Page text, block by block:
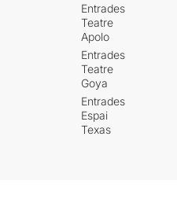
Entrades
Teatre
Apolo
Entrades
Teatre
Goya
Entrades
Espai
Texas